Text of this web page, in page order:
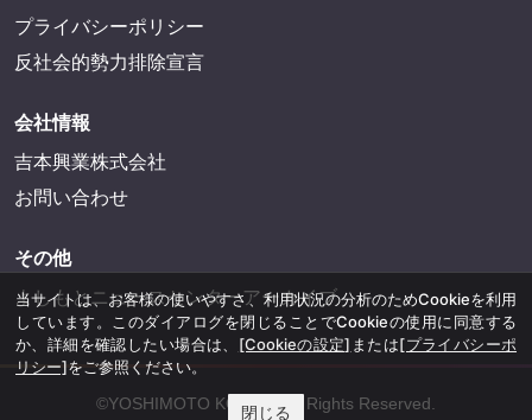
プライバシーポリシー
反社会的勢力排除宣言
会社情報
吉本興業株式会社
お問い合わせ
その他
よしもとニュースセンターアーカイブ
©YOSHIMOTO KOGYO, All Rights Reserved.
当サイトは、お客様の使いやすさ、利用状況の分析のためCookieを利用
しています。このダイアログを閉じることでCookieの使用に同意する
か、詳細を確認したい場合は、 [Cookieの設定] または[プライバシーポ
リシー]をご参照ください。
閉じる